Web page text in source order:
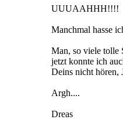
UUUAAHHH!!!!
Manchmal hasse
Man, so viele tolle
jetzt konnte ich
Deins nicht hören,
Argh....
Dreas